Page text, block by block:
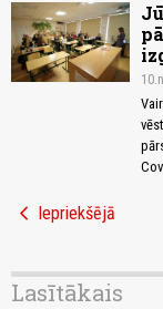
chevron_left Iepriekšējā
Lasītākais